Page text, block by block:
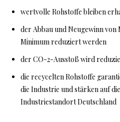
wertvolle Rohstoffe bleiben
der Abbau und Neugewinn von
Minimum reduziert werden
der CO-2-Ausstoß wird
die recycelten Rohstoffe
die Industrie und stärken auf
Industriestandort Deutschland